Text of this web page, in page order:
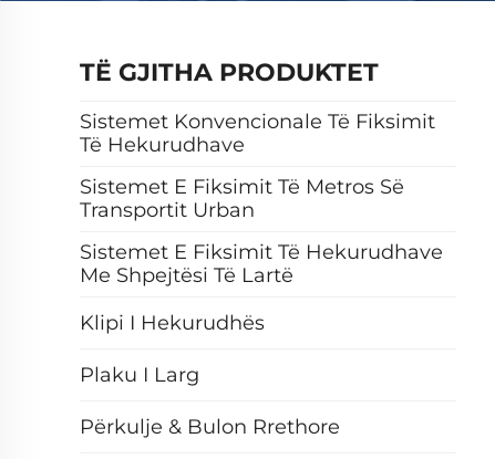
TË GJITHA PRODUKTET
Sistemet Konvencionale Të Fiksimit
Të Hekurudhave
Sistemet E Fiksimit Të Metros Së
Transportit Urban
Sistemet E Fiksimit Të Hekurudhave
Me Shpejtësi Të Lartë
Klipi I Hekurudhës
Plaku I Larg
Përkulje & Bulon Rrethore